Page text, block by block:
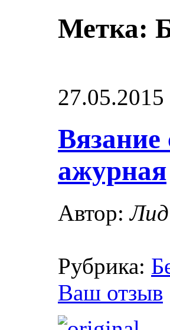
Метка:
27.05.2015
Вязание
ажурная
Автор:
Рубрика:
Ваш отзыв